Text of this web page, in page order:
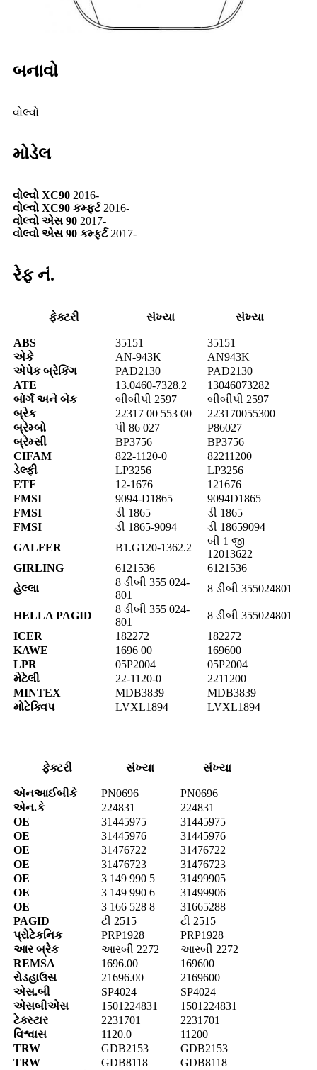
બનાવો
વોલ્વો
મોડેલ
વોલ્વો XC90 2016-
વોલ્વો XC90 કમ્ફર્ટ2016-
વોલ્વો એસ 90 2017-
વોલ્વો એસ 90 કમ્ફર્ટ2017-
રેફ નં.
ફેક્ટરી સંખ્યા સંખ્યા
ABS 35151
35151
એકે
AN-943K
AN943K
એપેક બ્રેકિંગ
PAD2130
PAD2130
ATE
13.0460-7328.2
13046073282
બોર્ગ અને બેક
બીબીપી 2597
બીબીપી 2597
બ્રેક
22317 00 553 00
223170055300
બ્રેમ્બો
પી 86 027
P86027
બ્રેમ્સી
BP3756
BP3756
CIFAM
822-1120-0
82211200
ડેલ્ફી
LP3256
LP3256
ETF
12-1676
121676
FMSI
9094-D1865
9094D1865
FMSI
ડી 1865
ડી 1865
FMSI
ડી 1865-9094
ડી 18659094
GALFER
B1.G120-1362.2
બી 1 જી
12013622
GIRLING
6121536
6121536
હેલ્લા
8 ડીબી 355 024-
801
8 ડીબી 355024801
HELLA PAGID
8 ડીબી 355 024-
801
8 ડીબી 355024801
ICER
182272
182272
KAWE
1696 00
169600
LPR
05P2004
05P2004
મેટેલી
22-1120-0
2211200
MINTEX
MDB3839
MDB3839
મોટેક્વિપ
LVXL1894 LVXL1894
ફેક્ટરી સંખ્યા સંખ્યા
એનઆઈબીકે PN0696
PN0696
એન.કે
224831
224831
OE
31445975
31445975
OE
31445976
31445976
OE
31476722
31476722
OE
31476723
31476723
OE
3 149 990 5
31499905
OE
3 149 990 6
31499906
OE
3 166 528 8
31665288
PAGID
ટી 2515
ટી 2515
પ્રોટેકનિક
PRP1928
PRP1928
આર બ્રેક
આરબી 2272
આરબી 2272
REMSA
1696.00
169600
રોડહાઉસ
21696.00
2169600
એસ.બી
SP4024
SP4024
એસબીએસ
1501224831
1501224831
ટેક્સ્ટાર
2231701
2231701
વિશ્વાસ
1120.0
11200
TRW
GDB2153
GDB2153
TRW
GDB8118
GDB8118